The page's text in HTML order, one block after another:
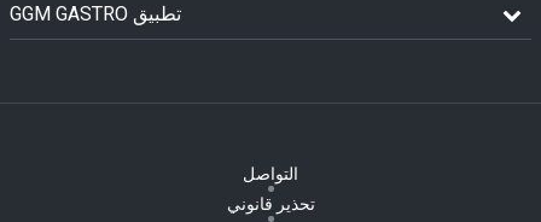
GGM GASTRO تطبيق
التواصل
تحذير قانوني